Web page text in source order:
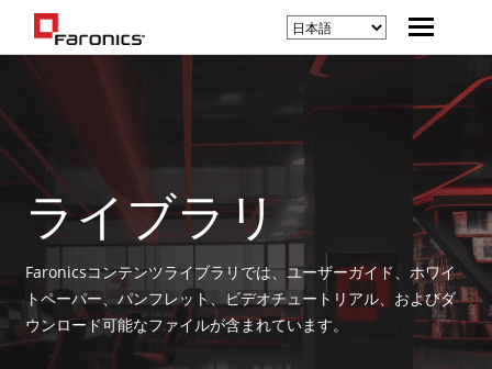
ライブラリ
Faronicsコンテンツライブラリでは、ユーザーガイド、ホワイ
トペーパー、パンフレット、ビデオチュートリアル、およびダ
ウンロード可能なファイルが含まれています。